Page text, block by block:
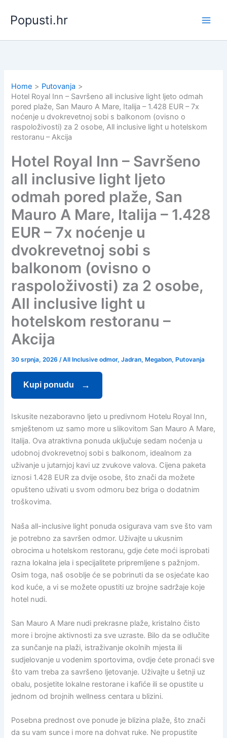
content
Popusti.hr
Home
Putovanja
Hotel Royal Inn – Savršeno all inclusive light ljeto odmah
pored plaže, San Mauro A Mare, Italija – 1.428 EUR – 7x
noćenje u dvokrevetnoj sobi s balkonom (ovisno o
raspoloživosti) za 2 osobe, All inclusive light u hotelskom
restoranu – Akcija
Hotel Royal Inn – Savršeno
all inclusive light ljeto
odmah pored plaže, San
Mauro A Mare, Italija – 1.428
EUR – 7x noćenje u
dvokrevetnoj sobi s
balkonom (ovisno o
raspoloživosti) za 2 osobe,
All inclusive light u
hotelskom restoranu –
Akcija
30 srpnja, 2026/All Inclusive odmor,Jadran, Megabon, Putovanja
Kupi ponudu
Iskusite nezaboravno ljeto u predivnom Hotelu Royal Inn,
smještenom uz samo more u slikovitom San Mauro A Mare,
Italija. Ova atraktivna ponuda uključuje sedam noćenja u
udobnoj dvokrevetnoj sobi s balkonom, idealnom za
uživanje u jutarnjoj kavi uz zvukove valova. Cijena paketa
iznosi 1.428 EUR za dvije osobe, što znači da možete
opušteno uživati u svom odmoru bez briga o dodatnim
troškovima.
Naša all-inclusive light ponuda osigurava vam sve što vam
je potrebno za savršen odmor. Uživajte u ukusnim
obrocima u hotelskom restoranu, gdje ćete moći isprobati
razna lokalna jela i specijalitete pripremljene s pažnjom.
Osim toga, naš osoblje će se pobrinuti da se osjećate kao
kod kuće, a vi se možete opustiti uz brojne sadržaje koje
hotel nudi.
San Mauro A Mare nudi prekrasne plaže, kristalno čisto
more i brojne aktivnosti za sve uzraste. Bilo da se odlučite
za sunčanje na plaži, istraživanje okolnih mjesta ili
sudjelovanje u vodenim sportovima, ovdje ćete pronaći sve
što vam treba za savršeno ljetovanje. Uživajte u šetnji uz
obalu, posjetite lokalne restorane i kafiće ili se opustite u
jednom od brojnih wellness centara u blizini.
Posebna prednost ove ponude je blizina plaže, što znači
da su vam sunce i more na dohvat ruke. Ne propustite